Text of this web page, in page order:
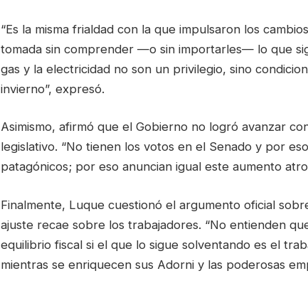
“Es la misma frialdad con la que impulsaron los
tomada sin comprender —o sin importarles— lo que
gas y la electricidad no son un privilegio, sino
invierno”, expresó.
Asimismo, afirmó que el Gobierno no logró avanzar
legislativo. “No tienen los votos en el Senado y por
patagónicos; por eso anuncian igual este aumento
Finalmente, Luque cuestionó el argumento oficial
ajuste recae sobre los trabajadores. “No entienden
equilibrio fiscal si el que lo sigue solventando es el
mientras se enriquecen sus Adorni y las poderosas